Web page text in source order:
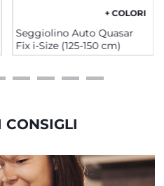
+ COLORI
Seggiolino Auto Quasar
Fix i-Size (125-150 cm)
CONSIGLI